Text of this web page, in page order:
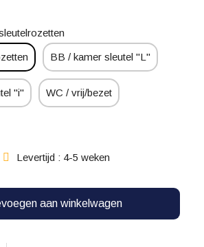
BB / kamer sleutel "L"
"i" WC / vrij/bezet
Levertijd : 4-5 weken
aan winkelwagen